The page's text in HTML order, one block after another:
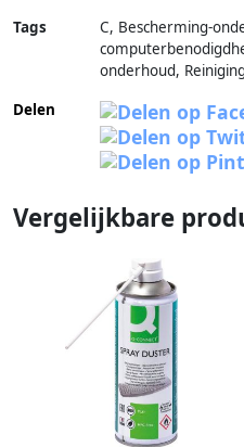
Tags
C, Bescherming-
onderhoud,
Delen
Vergelijkbare